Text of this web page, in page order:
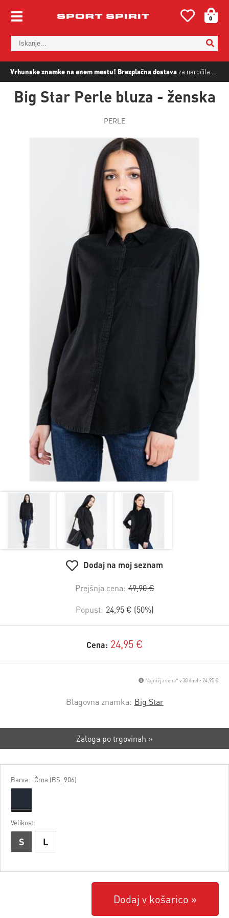
Vrhunske znamke na enem mestu! Brezplačna dostavaza naročila nad
0
Big Star Perle bluza - ženska
PERLE
Dodaj na moj seznam
Prejšnja cena: 49,90 €
Popust: 24,95 € (50%)
Cena: 24,95 €
Najnižja cena* v 30 dneh: 24,95 €
Blagovna znamka: Big Star
Zaloga po trgovinah »
Barva: Črna (BS_906)
Velikost:
S L
Dodaj v košarico